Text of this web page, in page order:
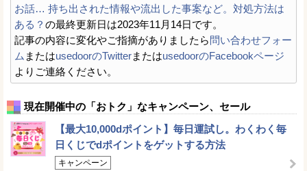
お話… 持ち出された情報や流出した事案など。対処方法は
ある？ の最終更新日は2023年11月14日です。
記事の内容に変化やご指摘がありましたら問い合わせフォー
ム またはusedoorのTwitterまたはusedoorのFacebookページ
よりご連絡ください。
現在開催中の「おトク」なキャンペーン、セール
【最大10,000dポイント】毎日運試し。わくわく毎
日くじでdポイントをゲットする方法
キャンペーン